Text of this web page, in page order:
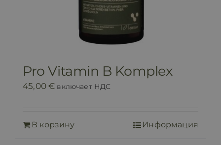
Pro Vitamin B Komplex
45,00€ включает НДС
В корзину Информация